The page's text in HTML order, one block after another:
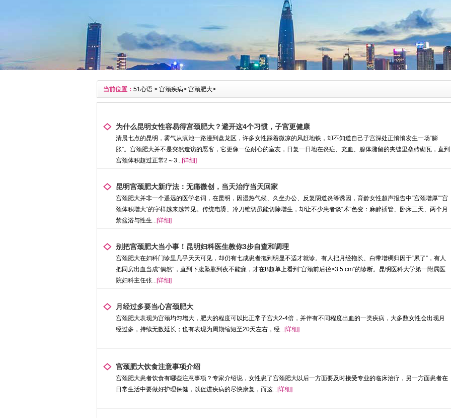
当前位置： 51心语 > 宫颈疾病> 宫颈肥大>
为什么昆明女性容易得宫颈肥大？避开这4个习惯，子宫更健康
清晨七点的昆明，雾气从滇池一路漫到盘龙区，许多女性踩着微凉的风赶地铁，却不知道自己子宫深处正悄悄发生一场“膨
胀”。宫颈肥大并不是突然造访的恶客，它更像一位耐心的室友，日复一日地在炎症、充血、腺体潴留的夹缝里垒砖砌瓦，直到
宫颈体积超过正常2～3...[详细]
昆明宫颈肥大新疗法：无痛微创，当天治疗当天回家
宫颈肥大并非一个遥远的医学名词，在昆明，因湿热气候、久坐办公、反复阴道炎等诱因，育龄女性超声报告中“宫颈增厚”“宫
颈体积增大”的字样越来越常见。传统电烫、冷刀锥切虽能切除增生，却让不少患者谈“术”色变：麻醉插管、卧床三天、两个月
禁盆浴与性生...[详细]
别把宫颈肥大当小事！昆明妇科医生教你3步自查和调理
宫颈肥大在妇科门诊里几乎天天可见，却仍有七成患者拖到明显不适才就诊。有人把月经拖长、白带增稠归因于“累了”，有人
把同房出血当成“偶然”，直到下腹坠胀到夜不能寐，才在B超单上看到“宫颈前后径>3.5 cm”的诊断。昆明医科大学第一附属医
院妇科主任张...[详细]
月经过多要当心宫颈肥大
宫颈肥大表现为宫颈均匀增大，肥大的程度可以比正常子宫大2-4倍，并伴有不同程度出血的一类疾病，大多数女性会出现月
经过多，持续无数延长；也有表现为周期缩短至20天左右，经...[详细]
宫颈肥大饮食注意事项介绍
宫颈肥大患者饮食有哪些注意事项？专家介绍说，女性患了宫颈肥大以后一方面要及时接受专业的临床治疗，另一方面患者在
日常生活中要做好护理保健，以促进疾病的尽快康复，而这...[详细]